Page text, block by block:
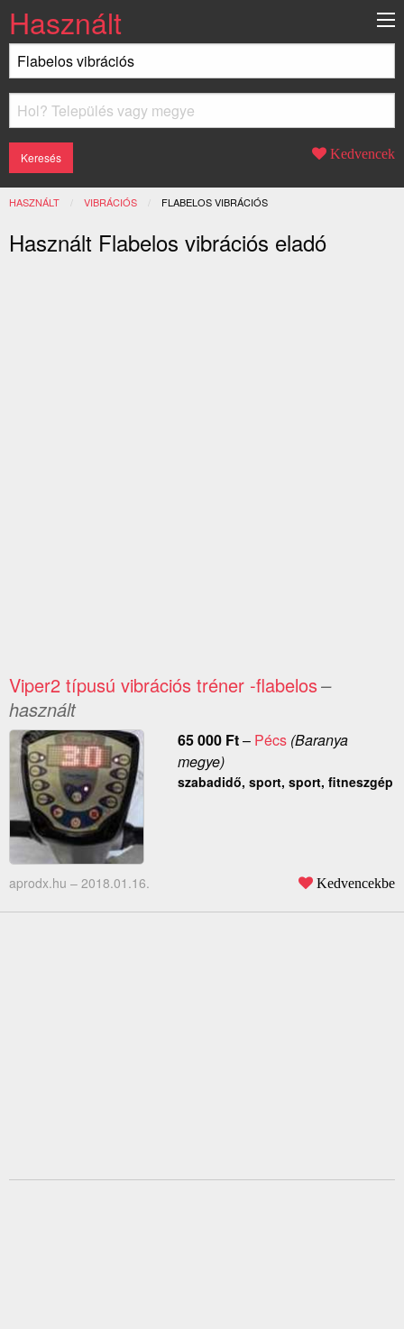
Használt
Kedvencek
HASZNÁLT VIBRÁCIÓS JELENLEGI:
FLABELOS VIBRÁCIÓS
Használt Flabelos vibrációs eladó
Viper2 típusú vibrációs tréner -flabelos–
használt
65 000 Ft– Pécs(Baranya
megye)
szabadidő, sport, sport, fitneszgép
aprodx.hu – 2018.01.16. Kedvencekbe